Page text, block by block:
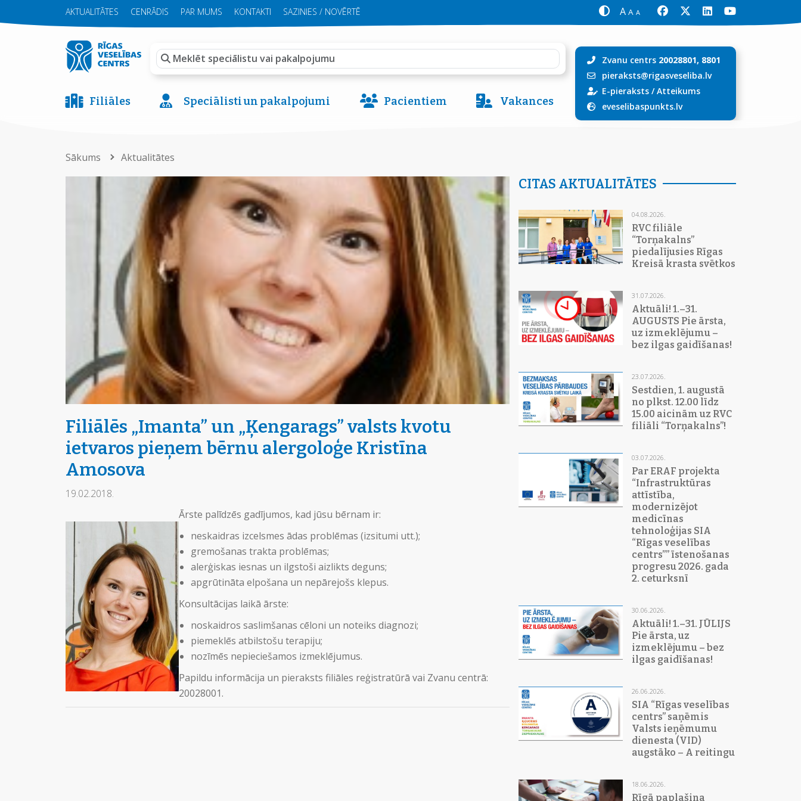
AKTUALITĀTES CENRĀDIS PAR MUMS KONTAKTI SAZINIES / NOVĒRTĒ A A A
Filiāles Speciālisti un pakalpojumi Pacientiem Vakances
Zvanu centrs 20028801, 8801
pieraksts@rigasveseliba.lv
E-pieraksts/Atteikums
eveselibaspunkts.lv
Sākums Aktualitātes
Filiālēs „Imanta” un „Ķengarags” valsts kvotu
ietvaros pieņem bērnu alergoloģe Kristīna
Amosova
19.02.2018.
Ārste palīdzēs gadījumos, kad jūsu bērnam ir:
neskaidras izcelsmes ādas problēmas (izsitumi utt.);
gremošanas trakta problēmas;
alerģiskas iesnas un ilgstoši aizlikts deguns;
apgrūtināta elpošana un nepārejošs klepus.
Konsultācijas laikā ārste:
noskaidros saslimšanas cēloni un noteiks diagnozi;
piemeklēs atbilstošu terapiju;
nozīmēs nepieciešamos izmeklējumus.
Papildu informācija un pieraksts filiāles reģistratūrā vai Zvanu centrā:
20028001.
CITAS AKTUALITĀTES
04.08.2026.
RVC filiāle
“Torņakalns”
piedalījusies Rīgas
Kreisā krasta svētkos
31.07.2026.
Aktuāli! 1.–31.
AUGUSTS Pie ārsta,
uz izmeklējumu –
bez ilgas gaidīšanas!
23.07.2026.
Sestdien, 1. augustā
no plkst. 12.00 līdz
15.00 aicinām uz RVC
filiāli “Torņakalns”!
03.07.2026.
Par ERAF projekta
“Infrastruktūras
attīstība,
modernizējot
medicīnas
tehnoloģijas SIA
“Rīgas veselības
centrs”” īstenošanas
progresu 2026. gada
2. ceturksnī
30.06.2026.
Aktuāli! 1.–31. JŪLIJS
Pie ārsta, uz
izmeklējumu – bez
ilgas gaidīšanas!
26.06.2026.
SIA “Rīgas veselības
centrs” saņēmis
Valsts ieņēmumu
dienesta (VID)
augstāko – A reitingu
18.06.2026.
Rīgā paplašina